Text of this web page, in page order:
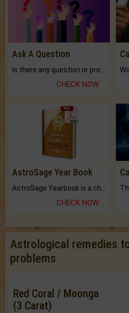
Ask A Question
CHECK NOW
AstroSage Year Book
AstroSage Yearbook is a channel to fulfill your dreams and destiny.
CHECK NOW
Astrological remedies
problems
Red Coral / Moonga
(3 Carat)